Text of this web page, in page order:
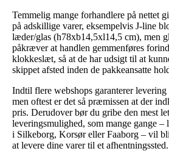
Temmelig mange forhandlere på nettet
på adskillige varer, eksempelvis J-line
læder/glas (h78xb14,5xl14,5 cm), men
påkræver at handlen gemmenføres
klokkeslæt, så at de har udsigt til at
skippet afsted inden de pakkeansatte
Indtil flere webshops garanterer
men oftest er det så præmissen at der
pris. Derudover bør du gribe den mest
leveringsmulighed, som mange gange
i Silkeborg, Korsør eller Faaborg – vil
at levere dine varer til et afhentningssted.